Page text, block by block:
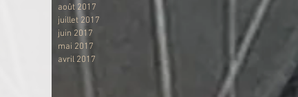
août 2017
juillet 2017
juin 2017
mai 2017
avril 2017